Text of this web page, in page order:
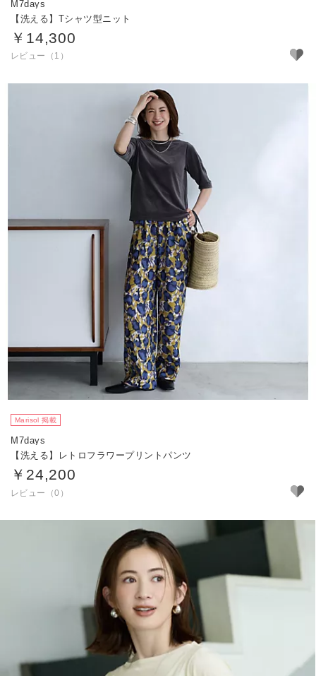
M7days
【洗える】Tシャツ型ニット
￥14,300
レビュー（1）
Marisol 掲載
M7days
【洗える】レトロフラワープリントパンツ
￥24,200